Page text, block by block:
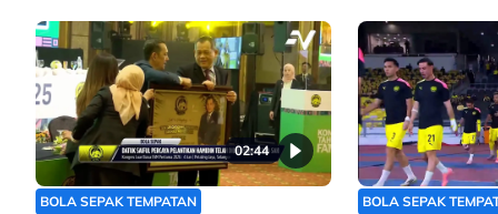
02:44
BOLA SEPAK TEMPATAN BOLA SEPAK